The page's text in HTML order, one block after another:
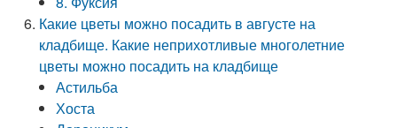
Какие цветы можно посадить в августе на
кладбище. Какие неприхотливые многолетние
цветы можно посадить на кладбище
Астильба
Хоста